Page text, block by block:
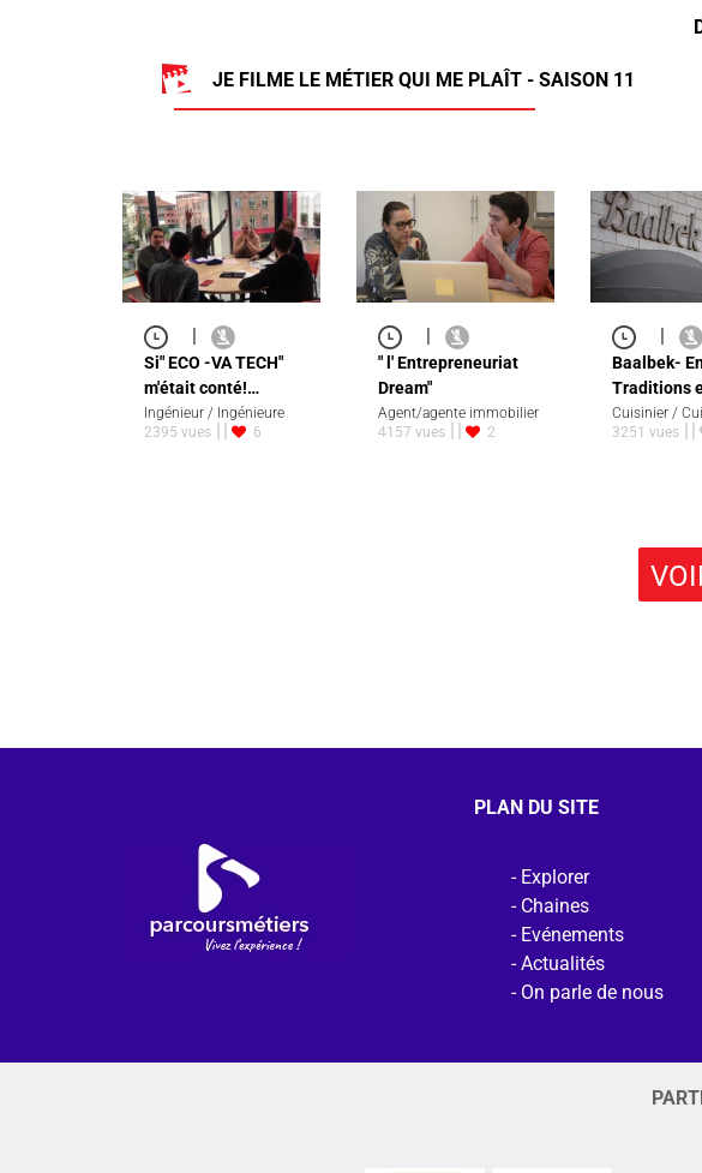
JE FILME LE MÉTIER QUI ME PLAÎT - SAISON 11
Si" ECO -VA TECH"
m'était conté!…
Ingénieur / Ingénieure
2395 vues
6
" l' Entrepreneuriat
Dream"
Agent/agente immobilier
4157 vues
2
Baalbek-
Traditions
Cuisinier /
3251 vues
PLAN DU SITE
Explorer
Chaines
Evénements
Actualités
On parle de nous